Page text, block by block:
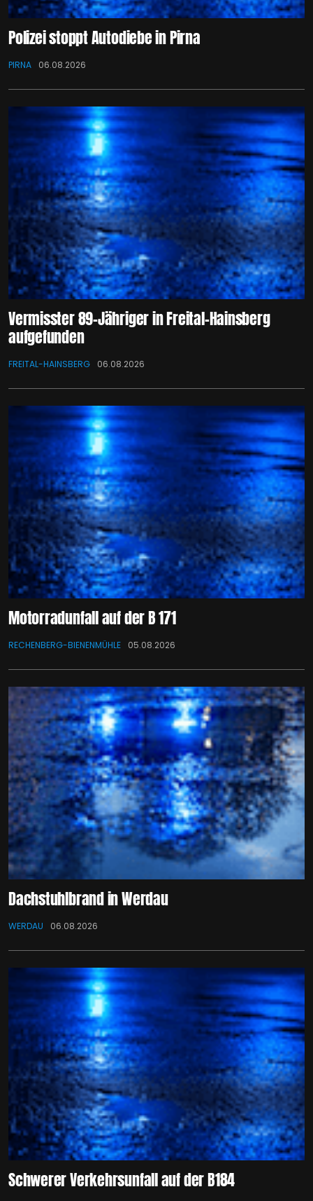
Polizei stoppt Autodiebe in Pirna
PIRNA 06.08.2026
Vermisster 89-Jähriger in Freital-Hainsberg
aufgefunden
FREITAL-HAINSBERG 06.08.2026
Motorradunfall auf der B 171
RECHENBERG-BIENENMÜHLE 05.08.2026
Dachstuhlbrand in Werdau
WERDAU 06.08.2026
Schwerer Verkehrsunfall auf der B184